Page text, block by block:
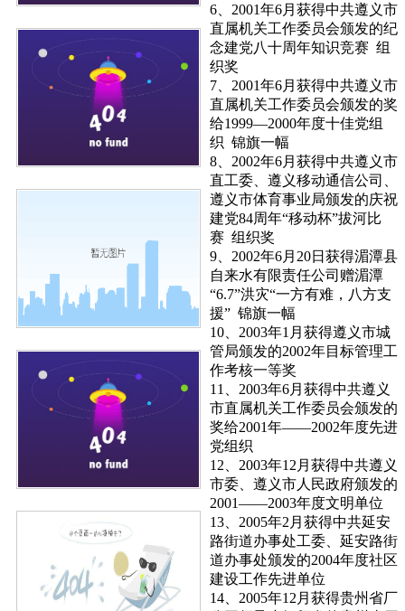
6、2001年6月获得中共遵义市
直属机关工作委员会颁发的纪
念建党八十周年知识竞赛 组
织奖
7、2001年6月获得中共遵义市
直属机关工作委员会颁发的奖
给1999—2000年度十佳党组
织 锦旗一幅
8、2002年6月获得中共遵义市
直工委、遵义移动通信公司、
遵义市体育事业局颁发的庆祝
建党84周年“移动杯”拔河比
赛 组织奖
9、2002年6月20日获得湄潭县
自来水有限责任公司赠湄潭
“6.7”洪灾“一方有难，八方支
援” 锦旗一幅
10、2003年1月获得遵义市城
管局颁发的2002年目标管理工
作考核一等奖
11、2003年6月获得中共遵义
市直属机关工作委员会颁发的
奖给2001年——2002年度先进
党组织
12、2003年12月获得中共遵义
市委、遵义市人民政府颁发的
2001——2003年度文明单位
13、2005年2月获得中共延安
路街道办事处工委、延安路街
道办事处颁发的2004年度社区
建设工作先进单位
14、2005年12月获得贵州省厂